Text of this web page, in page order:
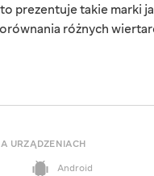
prezentuje takie marki
różnych
URZĄDZENIACH
Android